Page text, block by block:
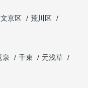
文京区
荒川区
泉 千束
元浅草